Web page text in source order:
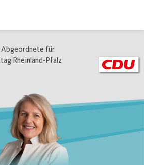
Abgeordnete für
Rheinland-Pfalz